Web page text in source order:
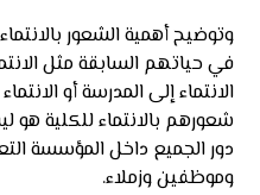
وتوضيح أهمية الشعور
في حياتهم السابقة مثل
الانتماء إلى المدرسة أو
شعورهم بالانتماء للكلية
دور الجميع داخل المؤسسة
وموظفين وزملاء.